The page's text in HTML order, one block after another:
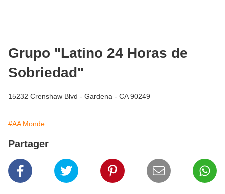
Grupo "Latino 24 Horas de
Sobriedad"
15232 Crenshaw Blvd - Gardena - CA 90249
#AA Monde
Partager